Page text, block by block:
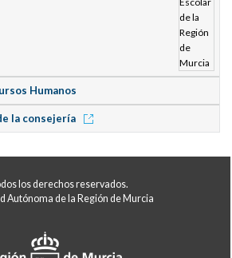
Humanos
la consejería
los derechos reservados.
Autónoma de la Región de Murcia